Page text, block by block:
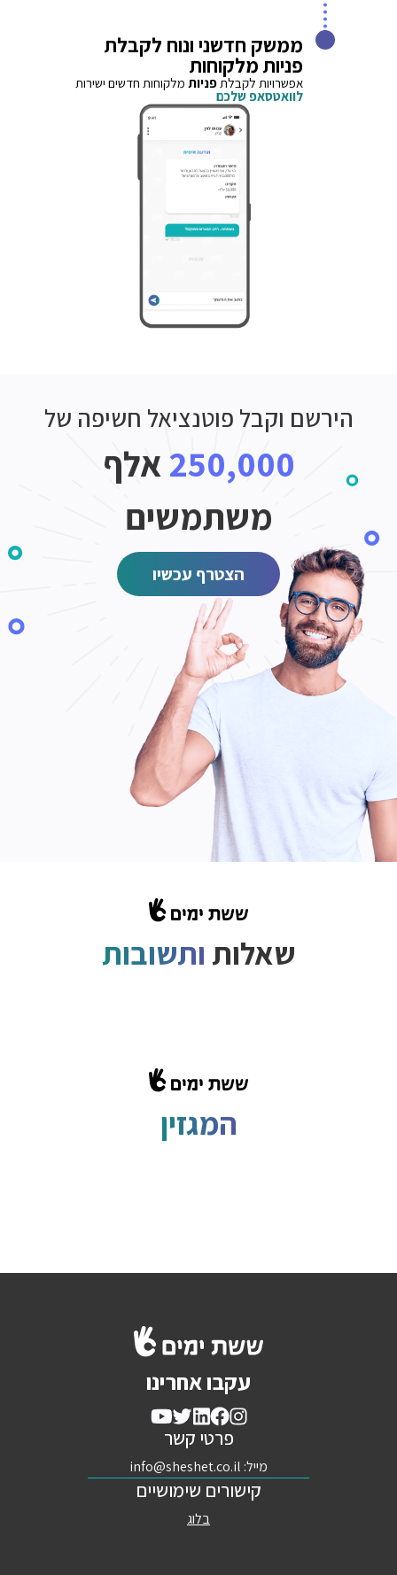
ממשק חדשני ונוח לקבלת
פניות מלקוחות
אפשרויות לקבלתפניות מלקוחות חדשים ישירות
לוואטסאפ שלכם
הירשם וקבל פוטנציאל חשיפה של
250,000אלף
משתמשים
הצטרף עכשיו
שאלות ותשובות
המגזין
עקבו אחרינו
פרטי קשר
מייל: info@sheshet.co.il
קישורים שימושיים
בלוג